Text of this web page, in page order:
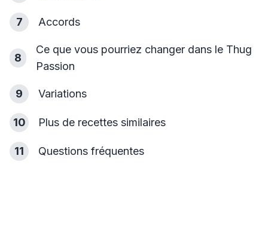
7 Accords
8
Ce que vous pourriez changer dans le Thug
Passion
9 Variations
10 Plus de recettes similaires
11 Questions fréquentes